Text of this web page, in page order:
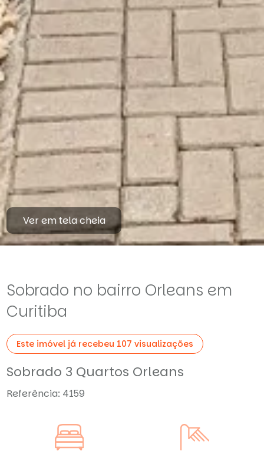
Ver em tela cheia
Sobrado no bairro Orleans em
Curitiba
Este imóvel já recebeu 107 visualizações
Sobrado 3 Quartos Orleans
Referência: 4159